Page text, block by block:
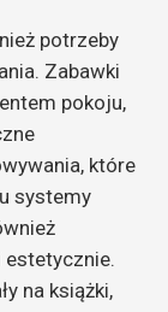
potrzeby
Zabawki
pokoju,
które
systemy
estetycznie.
na książki,